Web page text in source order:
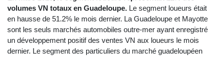
volumes VN totaux en Guadeloupe. Le segment loueurs était
en hausse de 51.2% le mois dernier. La Guadeloupe et Mayotte
sont les seuls marchés automobiles outre-mer ayant enregistré
un développement positif des ventes VN aux loueurs le mois
dernier. Le segment des particuliers du marché guadeloupéen